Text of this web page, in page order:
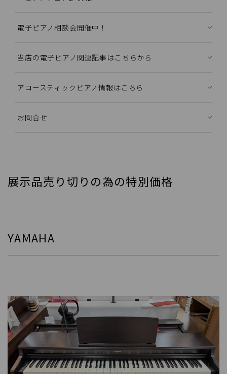
電子ピアノ相談会開催中！
当店の電子ピアノ関連記事はこちらから
アコースティックピアノ情報はこちら
お問合せ
展示品売り切りの為の特別価格
YAMAHA